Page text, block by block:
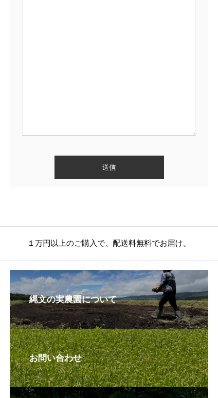
１万円以上のご購入で、配送料無料でお届け。
縄文の実農園について
お問い合わせ